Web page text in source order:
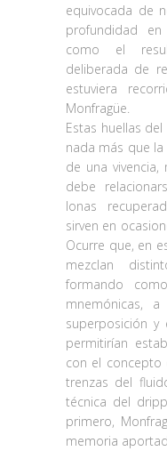
equivocada de
profundidad
como el
deliberada de
estuviera
Monfragüe.
Estas huellas
nada más que
de una
debe
lonas
sirven en
Ocurre que, en
mezclan
formando
mnemónicas,
superposición y
permitirían
con el
trenzas del
técnica del
primero,
memoria